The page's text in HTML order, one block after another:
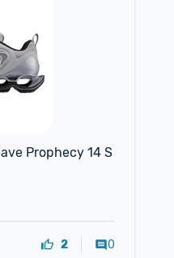
Prophecy 14 S
2 0